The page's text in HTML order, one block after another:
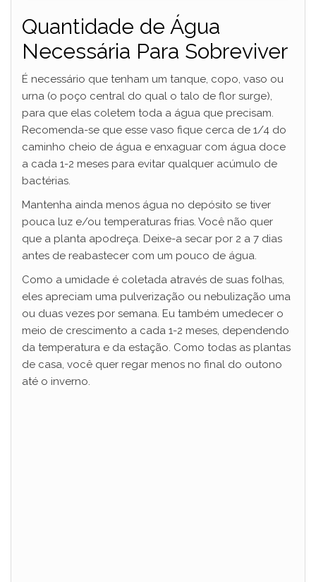
Quantidade de Água
Necessária Para Sobreviver
É necessário que tenham um tanque, copo, vaso ou
urna (o poço central do qual o talo de flor surge),
para que elas coletem toda a água que precisam.
Recomenda-se que esse vaso fique cerca de 1/4 do
caminho cheio de água e enxaguar com água doce
a cada 1-2 meses para evitar qualquer acúmulo de
bactérias.
Mantenha ainda menos água no depósito se tiver
pouca luz e/ou temperaturas frias. Você não quer
que a planta apodreça. Deixe-a secar por 2 a 7 dias
antes de reabastecer com um pouco de água.
Como a umidade é coletada através de suas folhas,
eles apreciam uma pulverização ou nebulização uma
ou duas vezes por semana. Eu também umedecer o
meio de crescimento a cada 1-2 meses, dependendo
da temperatura e da estação. Como todas as plantas
de casa, você quer regar menos no final do outono
até o inverno.